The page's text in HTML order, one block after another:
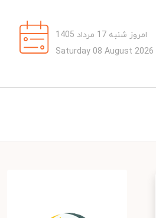
امروز شنبه 17 مرداد 1405
Saturday 08 August 2026